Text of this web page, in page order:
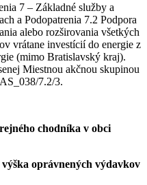
7 – Základné služby a
a Podopatrenia 7.2 Podpora
alebo rozširovania všetkých
vrátane investícií do energie z
(mimo Bratislavský kraj).
Miestnou akčnou skupinou
7.2/3.
chodníka v obci
výška oprávnených výdavkov